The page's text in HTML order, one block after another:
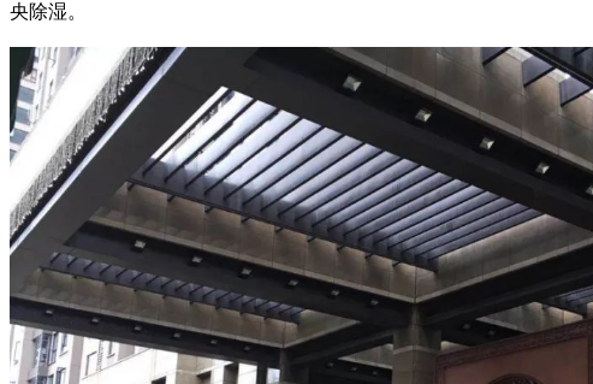
央除湿。